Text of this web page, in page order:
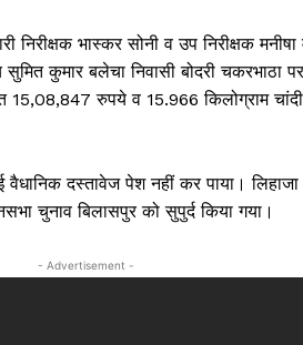
सच !!!
भास्कर सोनी व उप निरीक्षक
कुमार बलेचा निवासी बोदरी चकरभाठा
रुपये व 15.966 किलोग्राम
दस्तावेज पेश नहीं कर पाया।
चुनाव बिलासपुर को सुपुर्द किया गया।
- Advertisement -